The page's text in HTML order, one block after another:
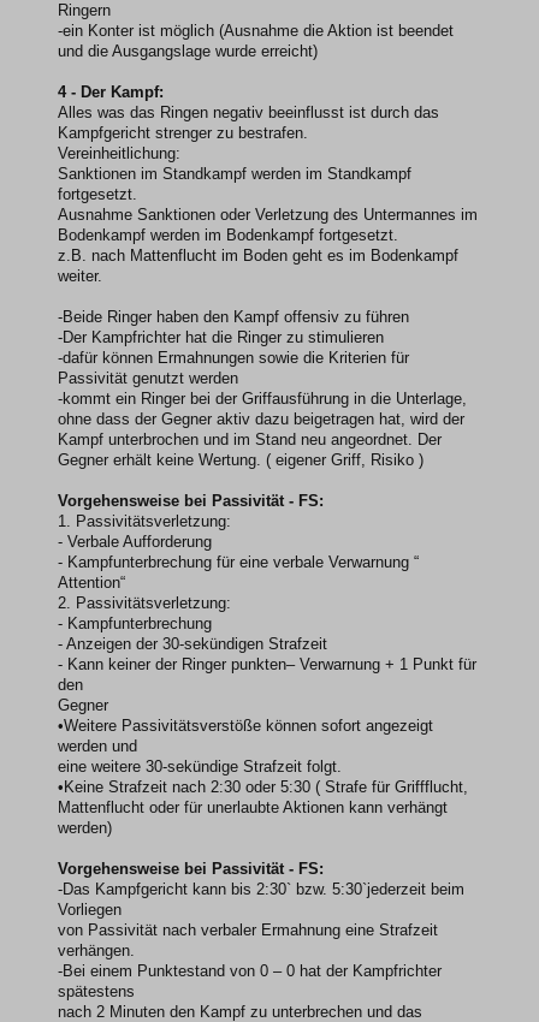
Ringern
-ein Konter ist möglich (Ausnahme die Aktion ist beendet
und die Ausgangslage wurde erreicht)
4 - Der Kampf:
Alles was das Ringen negativ beeinflusst ist durch das
Kampfgericht strenger zu bestrafen.
Vereinheitlichung:
Sanktionen im Standkampf werden im Standkampf
fortgesetzt.
Ausnahme Sanktionen oder Verletzung des Untermannes im
Bodenkampf werden im Bodenkampf fortgesetzt.
z.B. nach Mattenflucht im Boden geht es im Bodenkampf
weiter.
-Beide Ringer haben den Kampf offensiv zu führen
-Der Kampfrichter hat die Ringer zu stimulieren
-dafür können Ermahnungen sowie die Kriterien für
Passivität genutzt werden
-kommt ein Ringer bei der Griffausführung in die Unterlage,
ohne dass der Gegner aktiv dazu beigetragen hat, wird der
Kampf unterbrochen und im Stand neu angeordnet. Der
Gegner erhält keine Wertung. ( eigener Griff, Risiko )
Vorgehensweise bei Passivität - FS:
1. Passivitätsverletzung:
- Verbale Aufforderung
- Kampfunterbrechung für eine verbale Verwarnung “
Attention“
2. Passivitätsverletzung:
- Kampfunterbrechung
- Anzeigen der 30-sekündigen Strafzeit
- Kann keiner der Ringer punkten– Verwarnung + 1 Punkt für
den
Gegner
•Weitere Passivitätsverstöße können sofort angezeigt
werden und
eine weitere 30-sekündige Strafzeit folgt.
•Keine Strafzeit nach 2:30 oder 5:30 ( Strafe für Griffflucht,
Mattenflucht oder für unerlaubte Aktionen kann verhängt
werden)
Vorgehensweise bei Passivität - FS:
-Das Kampfgericht kann bis 2:30` bzw. 5:30`jederzeit beim
Vorliegen
von Passivität nach verbaler Ermahnung eine Strafzeit
verhängen.
-Bei einem Punktestand von 0 – 0 hat der Kampfrichter
spätestens
nach 2 Minuten den Kampf zu unterbrechen und das